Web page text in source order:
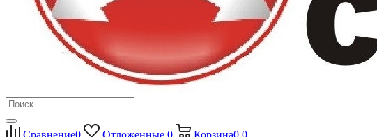
Сравнение0 Отложенные 0 Корзина0 0